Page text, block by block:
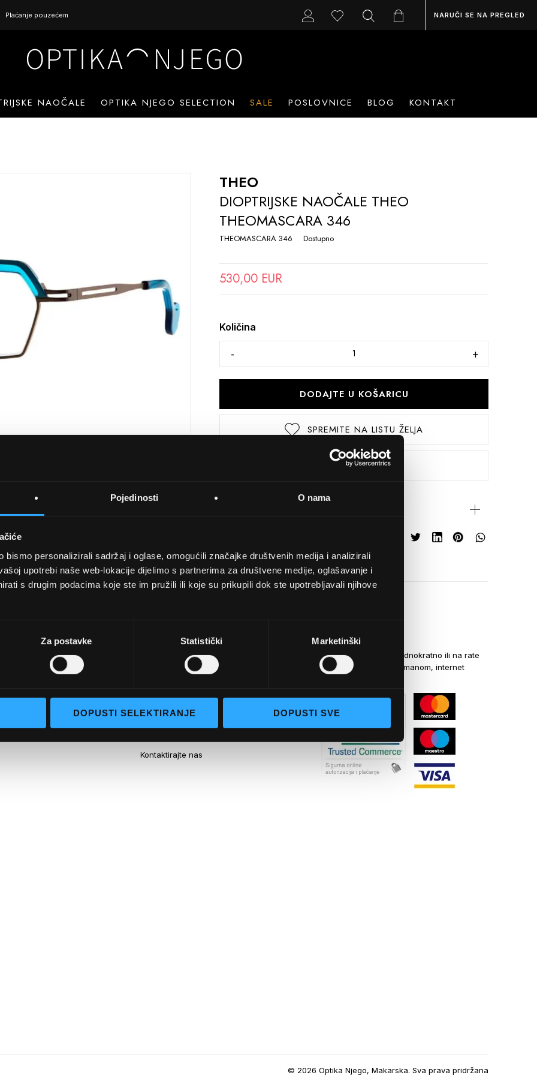
Pojedinosti O nama
bismo personalizirali sadržaj i oglase, omogućili značajke društvenih medija i analizirali
upotrebi naše web-lokacije dijelimo s partnerima za društvene medije, oglašavanje i
s drugim podacima koje ste im pružili ili koje su prikupili dok ste upotrebljavali njihove
Za postavke Statistički Marketinški
DOPUSTI SELEKTIRANJE DOPUSTI SVE
Plaćanje pouzećem NARUČI SE NA PREGLED
NAOČALE OPTIKA NJEGO SELECTION SALE POSLOVNICE BLOG KONTAKT
THEO
DIOPTRIJSKE NAOČALE THEO
THEOMASCARA 346
THEOMASCARA 346 Dostupno
530,00 EUR
Količina
DODAJTE U KOŠARICU
SPREMITE NA LISTU ŽELJA
USPOREDITE
selection
Opći uvjeti poslovanja
Pojmovi za pretraživanje
Napredno pretraživanje
Kontaktirajte nas
Kreditnim karticama jednokratno ili na rate
općom uplatnicom, virmanom, internet
© 2026 Optika Njego, Makarska. Sva prava pridržana